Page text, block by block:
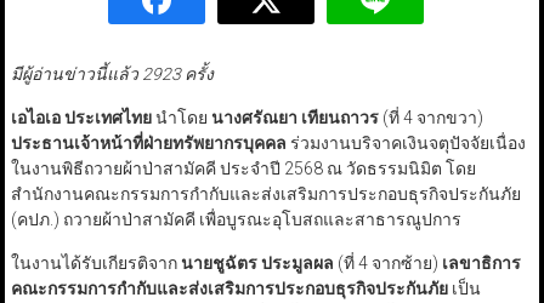
มีผู้อ่านข่าวนี้แล้ว 2923 ครั้ง
เอไอเอ ประเทศไทยนำโดย นางศรัณยา เทียนถาวร(ที่ 4 จากขวา)
ประธานเจ้าหน้าที่ฝ่ายทรัพยากรบุคคล ร่วมงานบริจาคเงินจตุปัจจัยเนื่อง
ในงานพิธีถวายผ้าป่าสามัคคี ประจำปี 2568 ณ วัดธรรมนิมิต โดย
สำนักงานคณะกรรมการกำกับและส่งเสริมการประกอบธุรกิจประกันภัย
(คปภ.) ถวายผ้าป่าสามัคคี เพื่อบูรณะอุโบสถและสาธารณูปการ
ในงานได้รับเกียรติจากนายชูฉัตร ประมูลผล (ที่ 4 จากซ้าย) เลขาธิการ
คณะกรรมการกำกับและส่งเสริมการประกอบธุรกิจประกันภัยเป็น